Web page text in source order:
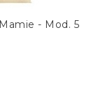
- Mod. 5